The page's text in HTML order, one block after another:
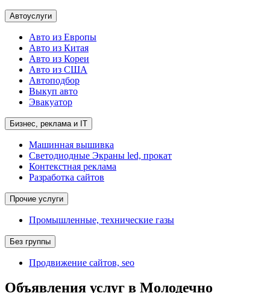
Автоуслуги
Авто из Европы
Авто из Китая
Авто из Кореи
Авто из США
Автоподбор
Выкуп авто
Эвакуатор
Бизнес, реклама и IT
Машинная вышивка
Светодиодные Экраны led, прокат
Контекстная реклама
Разработка сайтов
Прочие услуги
Промышленные, технические газы
Без группы
Продвижение сайтов, seo
Объявления услуг в Молодечно